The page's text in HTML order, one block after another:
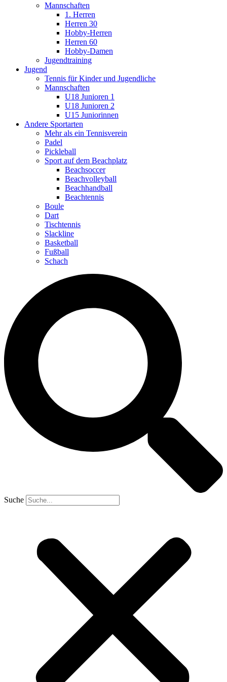
Mannschaften
1. Herren
Herren 30
Hobby-Herren
Herren 60
Hobby-Damen
Jugendtraining
Jugend
Tennis für Kinder und Jugendliche
Mannschaften
U18 Junioren 1
U18 Junioren 2
U15 Juniorinnen
Andere Sportarten
Mehr als ein Tennisverein
Padel
Pickleball
Sport auf dem Beachplatz
Beachsoccer
Beachvolleyball
Beachhandball
Beachtennis
Boule
Dart
Tischtennis
Slackline
Basketball
Fußball
Schach
Suche